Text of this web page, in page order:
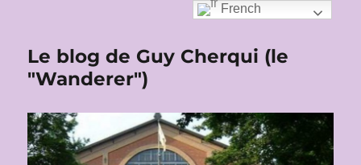
Le blog de Guy Cherqui (le
"Wanderer")
French